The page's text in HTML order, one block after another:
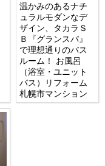
温かみのあるナチ
ュラルモダンなデ
ザイン、タカラＳ
Ｂ『グランスパ』
で理想通りのバス
ルーム！ お風呂
（浴室・ユニット
バス）リフォーム
札幌市マンション